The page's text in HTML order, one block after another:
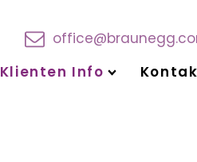
Klienten Info